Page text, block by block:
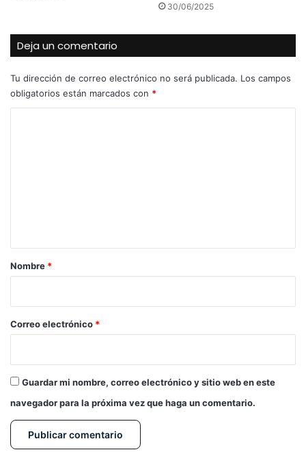
30/06/2025
Deja un comentario
Tu dirección de correo electrónico no será publicada. Los campos
obligatorios están marcados con *
r
*
Nombre *
Correo electrónico *
Guardar mi nombre, correo electrónico y sitio web en este
navegador para la próxima vez que haga un comentario.